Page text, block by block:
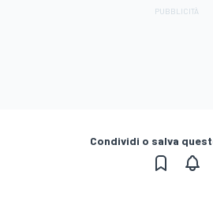
Condividi o salva